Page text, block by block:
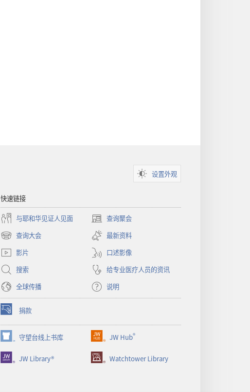
设置外观
快速链接
与耶和华见证人见面 查询聚会
（打
开
新
窗
口）
查询大会
（打
开
新
窗
口）
最新资料
影片
口述影像
搜索
给专业医疗人员的资讯
全球传播
说明
捐款
（打
开
新
窗
口）
守望台线上书库
（打
开
新
JW Hub®
（打
开
新
JW Library® Watchtower Library